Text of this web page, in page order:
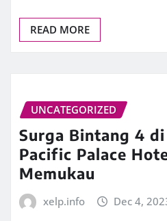
READ MORE
UNCATEGORIZED
Surga Bintang 4
Pacific Palace
Memukau
xelp.info Dec 4,